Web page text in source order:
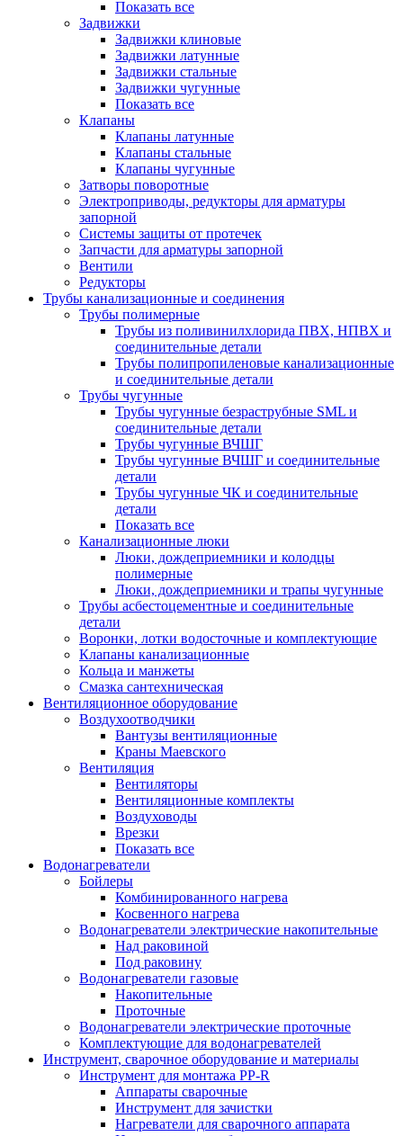
Показать все
Задвижки
Задвижки клиновые
Задвижки латунные
Задвижки стальные
Задвижки чугунные
Показать все
Клапаны
Клапаны латунные
Клапаны стальные
Клапаны чугунные
Затворы поворотные
Электроприводы, редукторы для арматуры
запорной
Системы защиты от протечек
Запчасти для арматуры запорной
Вентили
Редукторы
Трубы канализационные и соединения
Трубы полимерные
Трубы из поливинилхлорида ПВХ, НПВХ и
соединительные детали
Трубы полипропиленовые канализационные
и соединительные детали
Трубы чугунные
Трубы чугунные безраструбные SML и
соединительные детали
Трубы чугунные ВЧШГ
Трубы чугунные ВЧШГ и соединительные
детали
Трубы чугунные ЧК и соединительные
детали
Показать все
Канализационные люки
Люки, дождеприемники и колодцы
полимерные
Люки, дождеприемники и трапы чугунные
Трубы асбестоцементные и соединительные
детали
Воронки, лотки водосточные и комплектующие
Клапаны канализационные
Кольца и манжеты
Смазка сантехническая
Вентиляционное оборудование
Воздухоотводчики
Вантузы вентиляционные
Краны Маевского
Вентиляция
Вентиляторы
Вентиляционные комплекты
Воздуховоды
Врезки
Показать все
Водонагреватели
Бойлеры
Комбинированного нагрева
Косвенного нагрева
Водонагреватели электрические накопительные
Над раковиной
Под раковину
Водонагреватели газовые
Накопительные
Проточные
Водонагреватели электрические проточные
Комплектующие для водонагревателей
Инструмент, сварочное оборудование и материалы
Инструмент для монтажа PP-R
Аппараты сварочные
Инструмент для зачистки
Нагреватели для сварочного аппарата